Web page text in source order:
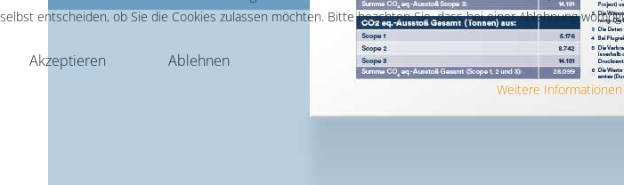
selbst entscheiden, ob Sie die Cookies zulassen möchten. Bitte beachten Sie, dass bei einer Ablehnung
Akzeptieren Ablehnen
Weitere Informationen